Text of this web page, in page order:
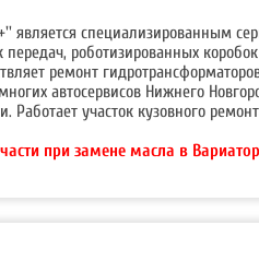
является специализированным
передач, роботизированных
ремонт
автосервисов Нижнего
Работает участок кузовного
при замене масла в